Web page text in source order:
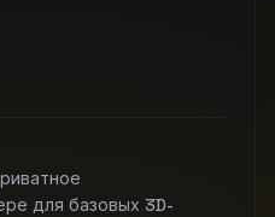
для базовых 3D-